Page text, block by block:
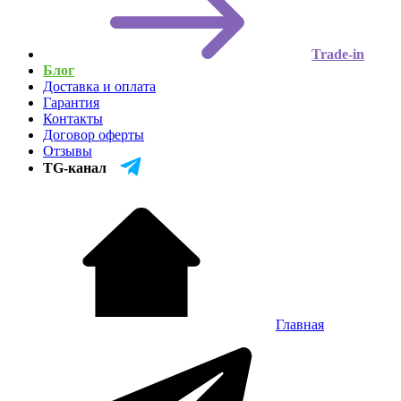
Trade-in
Блог
Доставка и оплата
Гарантия
Контакты
Договор оферты
Отзывы
TG-канал
Главная